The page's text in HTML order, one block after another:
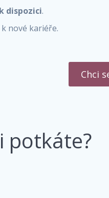
dispozici.
k nové kariéře.
Chci
potkáte?